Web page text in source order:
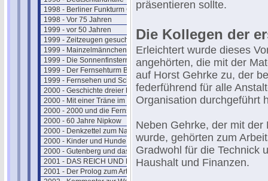
1998 - Berliner Funkturm GESPRENGT !
1998 - Vor 75 Jahren
1999 - vor 50 Jahren
1999 - Zeitzeugen gesucht
1999 - Mainzelmännchen in Hollywood
1999 - Die Sonnenfinsternis
1999 - Der Fernsehturm Berlin(Ost)
1999 - Fernsehen und Schutzheilige
2000 - Geschichte dreier Fernsehtürme
2000 - Mit einer Träne im Knopfloch
2000 - 2000 und die Fernsehgeschichte
2000 - 60 Jahre Nipkow
2000 - Denkzettel zum Nachdenken
2000 - Kinder und Hunde
2000 - Gutenberg und das Fernsehen
2001 - DAS REICH UND DER BUND
2001 - Der Prolog zum Artikel
präsentieren sollte.
Die Kollegen der
Erleichtert wurde dieses
angehörten, die mit der
auf Horst Gehrke zu, der
federführend für alle
Organisation durchgeführt
Neben Gehrke, der mit
wurde, gehörten zum
Gradwohl für die Technick
Haushalt und Finanzen.